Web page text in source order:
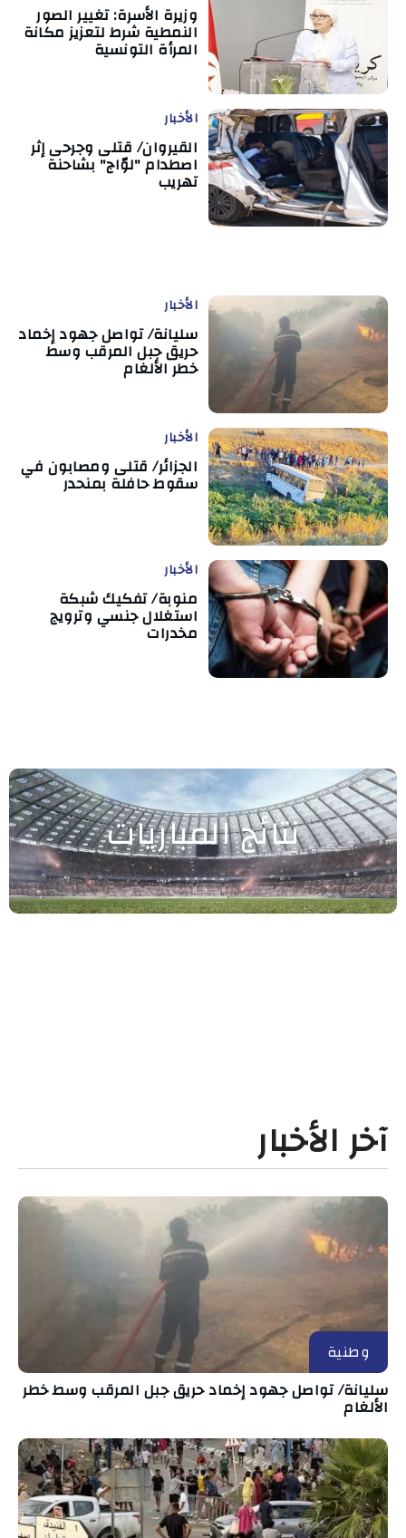
وزيرة الأسرة: تغيير الصور
النمطية شرط لتعزيز مكانة
المرأة التونسية
الأخبار
القيروان/ قتلى وجرحى إثر
اصطدام "لوّاج" بشاحنة
تهريب
الأخبار
سليانة/ تواصل جهود إخماد
حريق جبل المرقب وسط
خطر الألغام
الأخبار
الجزائر/ قتلى ومصابون في
سقوط حافلة بمنحدر
الأخبار
منوبة/ تفكيك شبكة
استغلال جنسي وترويج
مخدرات
نتائج المباريات
آخر الأخبار
وطنية
سليانة/ تواصل جهود إخماد حريق جبل المرقب وسط خطر
الألغام